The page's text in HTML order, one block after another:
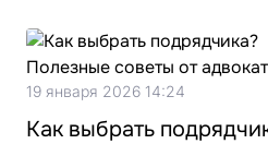
19 января 2026 14:24
Как выбрать